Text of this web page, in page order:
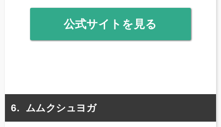
公式サイトを見る
ムムクシュヨガ